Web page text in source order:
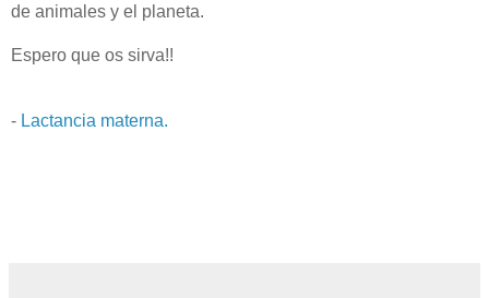
de animales y el planeta.
Espero que os sirva!!
- Lactancia materna.